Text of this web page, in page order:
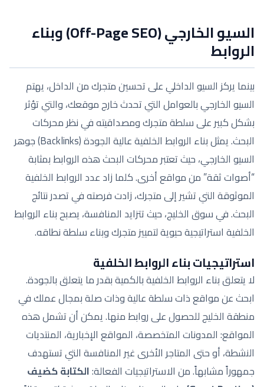
السيو الخارجي (Off-Page SEO) وبناء
الروابط
بينما يركز السيو الداخلي على تحسين متجرك من الداخل، يهتم
السيو الخارجي بالعوامل التي تحدث خارج موقعك، والتي تؤثر
بشكل كبير على سلطة متجرك ومصداقيته في نظر محركات
البحث. يمثل بناء الروابط الخلفية عالية الجودة (Backlinks) جوهر
السيو الخارجي، حيث تعتبر محركات البحث هذه الروابط بمثابة
“أصوات ثقة” من مواقع أخرى. كلما زاد عدد الروابط الخلفية
الموثوقة التي تشير إلى متجرك، زادت فرصته في تصدر نتائج
البحث. في سوق الخليج، حيث تتزايد المنافسة، يصبح بناء الروابط
الخلفية استراتيجية حيوية لتمييز متجرك وبناء سلطة نطاقه.
استراتيجيات بناء الروابط الخلفية
لا يتعلق بناء الروابط الخلفية بالكمية بقدر ما يتعلق بالجودة.
ابحث عن مواقع ذات سلطة عالية وذات صلة بمجال عملك في
منطقة الخليج للحصول على روابط منها. يمكن أن تشمل هذه
المواقع: المدونات المتخصصة، المواقع الإخبارية، المنتديات
النشطة، أو حتى المتاجر الأخرى غير المنافسة التي تستهدف
جمهوراً مشابهاً. من الاستراتيجيات الفعالة:الكتابة كضيف